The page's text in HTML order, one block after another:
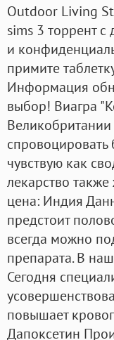
Outdoor Living
sims 3 торрент
и
примите
Информация
выбор! Виагра
спровоцировать
чувствую как
лекарство
цена: Индия
предстоит
всегда можно
препарата. В
Сегодня
повышает
Дапоксетин